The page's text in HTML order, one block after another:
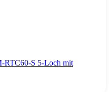
RTC60-S 5-Loch mit